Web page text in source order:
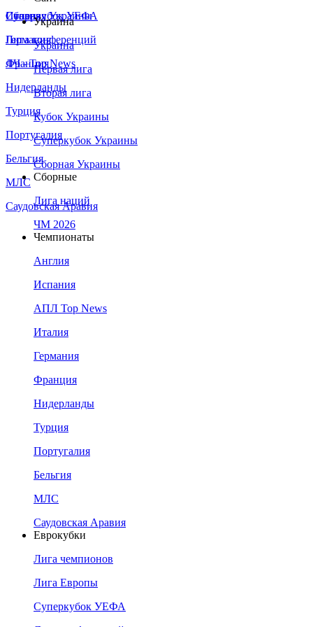
Сборная Украины
Италия
Германия
Франция
Нидерланды
Турция
Португалия
Бельгия
МЛС
Саудовская Аравия
Суперкубок УЕФА
Лига конференций
ЛЧ - Top News
Украина
Украина
Первая лига
Вторая лига
Кубок Украины
Суперкубок Украины
Сборная Украины
Сборные
Лига наций
ЧМ 2026
Чемпионаты
Англия
Испания
АПЛ Top News
Италия
Германия
Франция
Нидерланды
Турция
Португалия
Бельгия
МЛС
Саудовская Аравия
Еврокубки
Лига чемпионов
Лига Европы
Суперкубок УЕФА